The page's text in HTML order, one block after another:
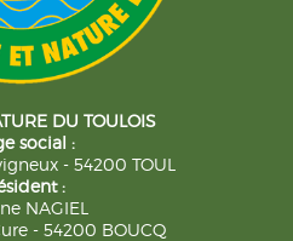
DU TOULOIS
social :
- 54200 TOUL
:
NAGIEL
- 54200 BOUCQ